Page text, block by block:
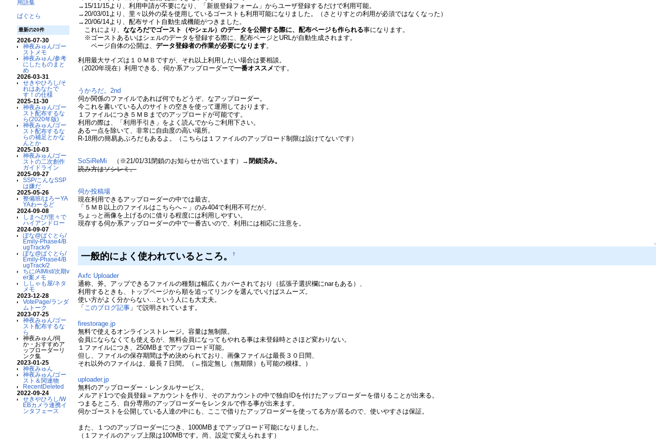
用語集
ばぐとら
最新の20件
2026-07-30
神夜みゅん/ゴー
ストメモ
神夜みゅん/参考
にしたものまと
め
2026-03-31
せきやひろし/そ
れはあなたで
す！の仕様
2025-11-30
神夜みゅん/ゴー
スト配布するな
ら(2020年版)
神夜みゅん/ゴー
スト配布するな
らの補足とかな
んとか
2025-10-03
神夜みゅん/ゴー
ストの二次創作
ガイドライン
2025-09-27
SSP/こんなSSP
は嫌だ
2025-05-26
整備班/はろーYA
YAわーるど
2024-09-08
しまへび/里々で
ハイアンドロー
2024-09-07
ぽな@ばぐとら/
Emily-Phase4/B
ugTrack/9
ぽな@ばぐとら/
Emily-Phase4/B
ugTrack/2
ちに/AIMist/次期v
er案メモ
ししゃも屋/ネタ
メモ
2023-12-28
VotePage/ランダ
ムトーク
2023-07-25
神夜みゅん/ゴー
スト配布するな
ら
神夜みゅん/伺
か・おすすめア
ップローダーリ
ンク集
2023-01-25
神夜みゅん
神夜みゅん/ゴー
スト＆関連物
RecentDeleted
2022-09-24
せきやひろし/W
EBカメラ連携イ
ンタフェース
→15/11/15より、利用申請が不要になり、「新規登録フォーム」からユーザ登録するだけで利用可能。
→20/03/01より、里々以外の栞を使用しているゴーストも利用可能になりました。（さとりすとの利用が必須ではなくなった）
→20/06/14より、配布サイト自動生成機能がつきました。
これにより、ななろだでゴースト（やシェル）のデータを公開する際に、配布ページも作られる事になります。
※ゴーストあるいはシェルのデータを登録する際に、配布ページとURLが自動生成されます。
ページ自体の公開は、データ登録者の作業が必要になります。
利用最大サイズは１０ＭＢですが、それ以上利用したい場合は要相談。
（2020年現在）利用できる、伺か系アップローダーで一番オススメです。
うかろだ。2nd
伺か関係のファイルであれば何でもどうぞ、なアップローダー。
今これを書いている人のサイトの空きを使って運用しております。
１ファイルにつき５ＭＢまでのアップロードが可能です。
利用の際は、「利用手引き」をよく読んでからご利用下さい。
ある一点を除いて、非常に自由度の高い場所。
R-18用の簡易あぷろだもあるよ。（こちらは１ファイルのアップロード制限は設けてないです）
SoSiReMi （※21/01/31閉鎖のお知らせが出ています）→ 閉鎖済み。
読み方はソシレミ。
伺か投稿場
現在利用できるアップローダーの中では最古。
「５ＭＢ以上のファイルはこちらへ～」のみ404で利用不可だが、
ちょっと画像を上げるのに借りる程度には利用しやすい。
現存する伺か系アップローダーの中で一番古いので、利用には相応に注意を。
↑
一般的によく使われているところ。†
Axfc Uploader
通称、斧。アップできるファイルの種類は幅広くカバーされており（拡張子選択欄にnarもある）、
利用するときも、トップページから順を追ってリンクを選んでいけばスムーズ。
使い方がよく分からない…という人にも大丈夫。
「 このブログ記事 」で説明されています。
firestorage.jp
無料で使えるオンラインストレージ。容量は無制限。
会員にならなくても使えるが、無料会員になってもやれる事は未登録時とさほど変わりない。
１ファイルにつき、250MBまでアップロード可能。
但し、ファイルの保存期間は予め決められており、画像ファイルは最長３０日間、
それ以外のファイルは、最長７日間。（←指定無し（無期限）も可能の模様。）
uploader.jp
無料のアップローダー・レンタルサービス。
メルアド1つで会員登録＝アカウントを作り、そのアカウントの中で独自IDを付けたアップローダーを借りることが出来る。
つまるところ、自分専用のアップローダーをレンタルで作る事が出来ます。
伺かゴーストを公開している人達の中にも、ここで借りたアップローダーを使ってる方が居るので、使いやすさは保証。
また、１つのアップローダーにつき、1000MBまでアップロード可能になりました。
（１ファイルのアップ上限は100MBです。尚、設定で変えられます）